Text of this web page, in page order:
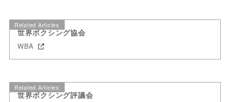
Related Articles
世界ボクシング協会
WBA
Related Articles
世界ボクシング評議会